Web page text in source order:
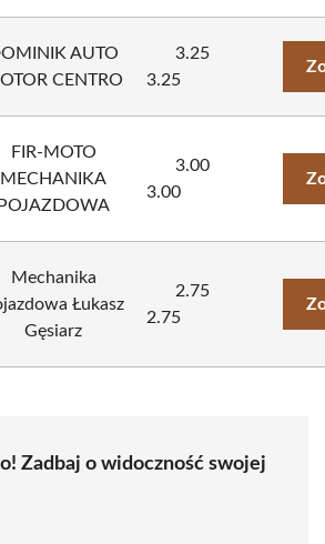
AUTO
CENTRO
3.25
3.25
FIR-MOTO
MECHANIKA
POJAZDOWA
3.00
3.00
Mechanika
Łukasz
Gęsiarz
2.75
2.75
Zadbaj o widoczność swojej